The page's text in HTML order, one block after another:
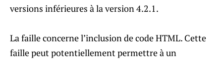
versions inférieures à la version 4.2.1.
La faille concerne l’inclusion de code HTML. Cette
faille peut potentiellement permettre à un